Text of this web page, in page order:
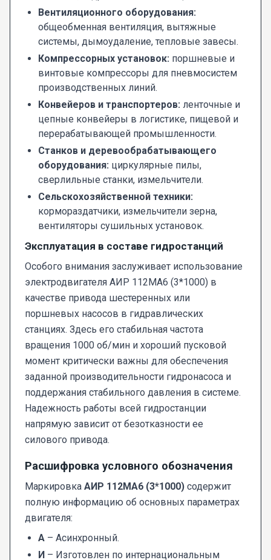
Вентиляционного оборудования:
общеобменная вентиляция, вытяжные
системы, дымоудаление, тепловые завесы.
Компрессорных установок: поршневые и
винтовые компрессоры для пневмосистем
производственных линий.
Конвейеров и транспортеров: ленточные и
цепные конвейеры в логистике, пищевой и
перерабатывающей промышленности.
Станков и деревообрабатывающего
оборудования: циркулярные пилы,
сверлильные станки, измельчители.
Сельскохозяйственной техники:
кормораздатчики, измельчители зерна,
вентиляторы сушильных установок.
Эксплуатация в составе гидростанций
Особого внимания заслуживает использование
электродвигателя АИР 112МА6 (3*1000) в
качестве привода шестеренных или
поршневых насосов в гидравлических
станциях. Здесь его стабильная частота
вращения 1000 об/мин и хороший пусковой
момент критически важны для обеспечения
заданной производительности гидронасоса и
поддержания стабильного давления в системе.
Надежность работы всей гидростанции
напрямую зависит от безотказности ее
силового привода.
Расшифровка условного обозначения
Маркировка АИР 112МА6 (3*1000) содержит
полную информацию об основных параметрах
двигателя:
А – Асинхронный.
И – Изготовлен по интернациональным